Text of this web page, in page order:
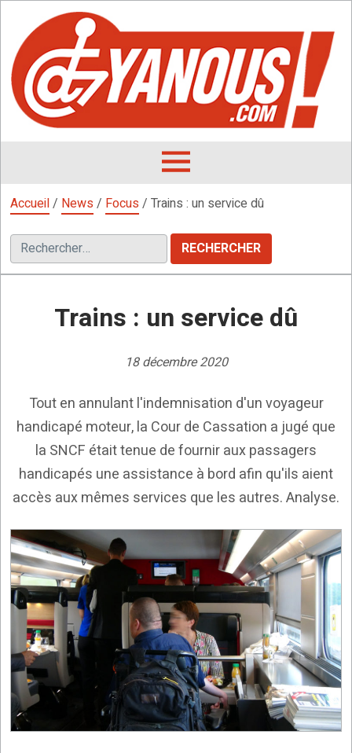
contenu
OUVRIR
MENU
Accueil/ News/ Focus/ Trains : un service dû
Rechercher :
Trains : un service dû
18 décembre 2020
Tout en annulant l'indemnisation d'un voyageur
handicapé moteur, la Cour de Cassation a jugé que
la SNCF était tenue de fournir aux passagers
handicapés une assistance à bord afin qu'ils aient
accès aux mêmes services que les autres. Analyse.